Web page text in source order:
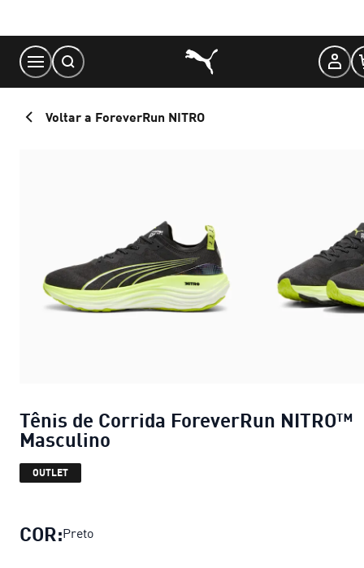
Content
Voltar a ForeverRun NITRO
Tênis de Corrida ForeverRun NITRO™
Masculino
OUTLET
COR:Preto